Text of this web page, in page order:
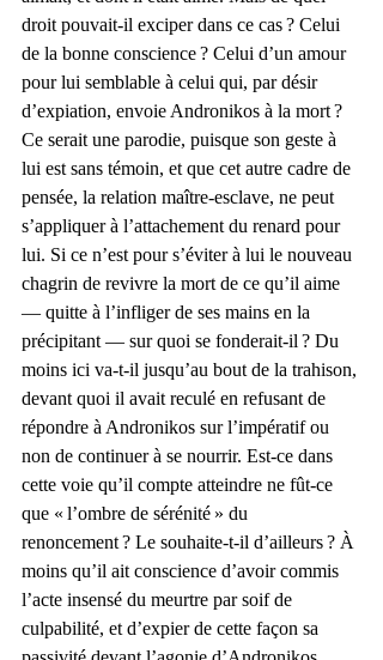
droit pouvait-il exciper dans ce cas ? Celui
de la bonne conscience ? Celui d’un amour
pour lui semblable à celui qui, par désir
d’expiation, envoie Andronikos à la mort ?
Ce serait une parodie, puisque son geste à
lui est sans témoin, et que cet autre cadre de
pensée, la relation maître-esclave, ne peut
s’appliquer à l’attachement du renard pour
lui. Si ce n’est pour s’éviter à lui le nouveau
chagrin de revivre la mort de ce qu’il aime
— quitte à l’infliger de ses mains en la
précipitant — sur quoi se fonderait-il ? Du
moins ici va-t-il jusqu’au bout de la trahison,
devant quoi il avait reculé en refusant de
répondre à Andronikos sur l’impératif ou
non de continuer à se nourrir. Est-ce dans
cette voie qu’il compte atteindre ne fût-ce
que « l’ombre de sérénité » du
renoncement ? Le souhaite-t-il d’ailleurs ? À
moins qu’il ait conscience d’avoir commis
l’acte insensé du meurtre par soif de
culpabilité, et d’expier de cette façon sa